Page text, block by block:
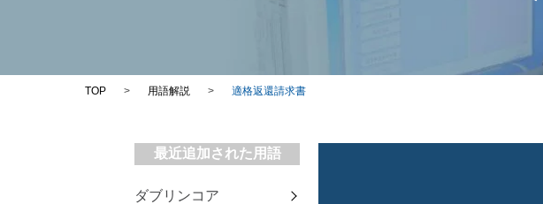
TOP > 用語解説 > 適格返還請求書
最近追加された用語
ダブリンコア